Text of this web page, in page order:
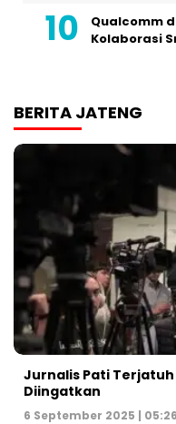
Qualcomm
Kolaborasi
BERITA JATENG
Jurnalis Pati Terjatuh
Diingatkan
6 September 2025 |